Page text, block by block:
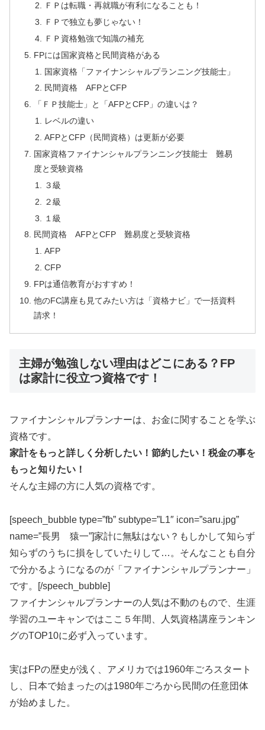
ＦＰは転職・再就職が有利になることも！
ＦＰで独立も夢じゃない！
ＦＰ資格勉強で知識の補充
FPには国家資格と民間資格がある
国家資格「ファイナンシャルプランニング技能士」
民間資格 AFPとCFP
「ＦＰ技能士」と「AFPとCFP」の違いは？
レベルの違い
AFPとCFP（民間資格）は更新が必要
国家資格ファイナンシャルプランニング技能士 難易
度と受験資格
３級
２級
１級
民間資格 AFPとCFP 難易度と受験資格
AFP
CFP
FPは通信教育がおすすめ！
他のFC講座も見てみたい方は「資格ナビ」で一括資料
請求！
主婦が勉強しない理由はどこにある？FP
は家計に役立つ資格です！
ファイナンシャルプランナーは、お金に関することを学ぶ
資格です。
家計をもっと詳しく分析したい！節約したい！税金の事を
もっと知りたい！
そんな主婦の方に人気の資格です。
[speech_bubble type=”fb” subtype=”L1″ icon=”saru.jpg”
name=”長男 猿一”]家計に無駄はない？もしかして知らず
知らずのうちに損をしていたりして…。そんなことも自分
で分かるようになるのが「ファイナンシャルプランナー」
です。[/speech_bubble]
ファイナンシャルプランナーの人気は不動のもので、生涯
学習のユーキャンではここ５年間、人気資格講座ランキン
グのTOP10に必ず入っています。
実はFPの歴史が浅く、アメリカでは1960年ごろスタート
し、日本で始まったのは1980年ごろから民間の任意団体
が始めました。